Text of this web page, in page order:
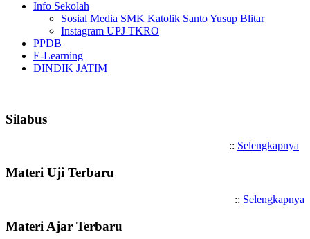
Info Sekolah
Sosial Media SMK Katolik Santo Yusup Blitar
Instagram UPJ TKRO
PPDB
E-Learning
DINDIK JATIM
Silabus
:: Selengkapnya
Materi Uji Terbaru
:: Selengkapnya
Materi Ajar Terbaru